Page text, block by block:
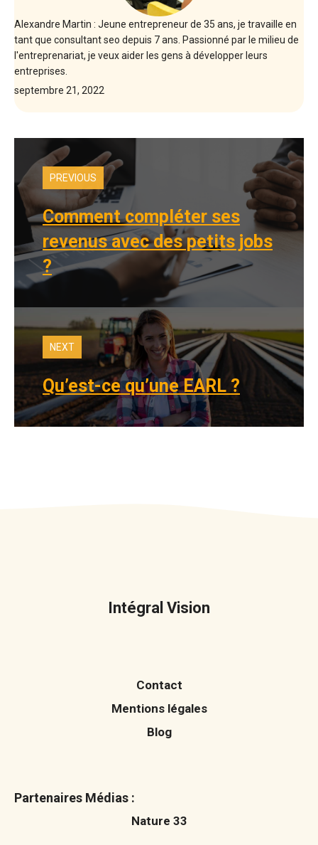
Alexandre Martin : Jeune entrepreneur de 35 ans, je travaille en
tant que consultant seo depuis 7 ans. Passionné par le milieu de
l'entreprenariat, je veux aider les gens à développer leurs
entreprises.
septembre 21, 2022
PREVIOUS
Comment compléter ses
revenus avec des petits jobs
?
NEXT
Qu’est-ce qu’une EARL ?
Intégral Vision
Contact
Mentions légales
Blog
Partenaires Médias :
Nature 33